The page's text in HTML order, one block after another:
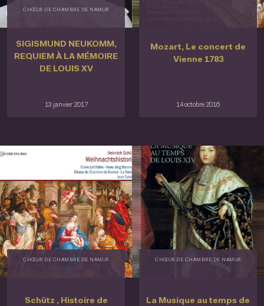
CHŒUR DE CHAMBRE DE NAMUR
SIGISMUND NEUKOMM,
REQUIEM À LA MÉMOIRE
DE LOUIS XV
13 janvier 2017
Mozart, Le concert de
Vienne 1783
14 octobre 2016
CHŒUR DE CHAMBRE DE NAMUR
Schütz , Histoire de
CHŒUR DE CHAMBRE DE NAMUR
La Musique au temps de